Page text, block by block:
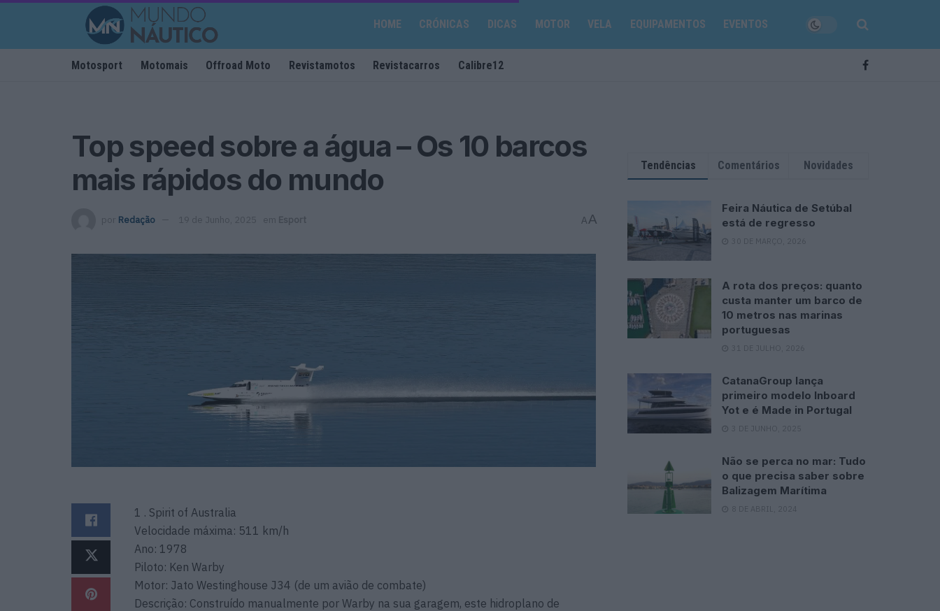
HOME CRÓNICAS DICAS MOTOR VELA EQUIPAMENTOS EVENTOS
Motosport Motomais Offroad Moto Revistamotos Revistacarros Calibre12
Top speed sobre a água – Os 10 barcos
mais rápidos do mundo
por Redação 19 de Junho, 2025 em Esport AA
1 . Spirit of Australia
Velocidade máxima: 511 km/h
Ano: 1978
Piloto: Ken Warby
Motor: Jato Westinghouse J34 (de um avião de combate)
Descrição: Construído manualmente por Warby na sua garagem, este hidroplano de
Tendências Comentários Novidades
Feira Náutica de Setúbal
está de regresso
30 DE MARÇO, 2026
A rota dos preços: quanto
custa manter um barco de
10 metros nas marinas
portuguesas
31 DE JULHO, 2026
CatanaGroup lança
primeiro modelo Inboard
Yot e é Made in Portugal
3 DE JUNHO, 2025
Não se perca no mar: Tudo
o que precisa saber sobre
Balizagem Marítima
8 DE ABRIL, 2024